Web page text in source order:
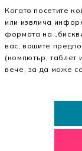
Интериорен
Материалът
подметката
Височината на
Описание
Когато посетите
или извлича
формата на
вас, вашите
(компютър, таблет
вече, за да може